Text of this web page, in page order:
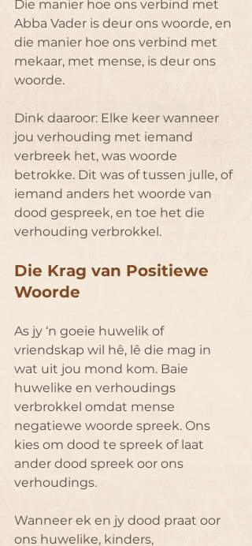
Die manier hoe ons verbind met
Abba Vader is deur ons woorde, en
die manier hoe ons verbind met
mekaar, met mense, is deur ons
woorde.
Dink daaroor: Elke keer wanneer
jou verhouding met iemand
verbreek het, was woorde
betrokke. Dit was of tussen julle, of
iemand anders het woorde van
dood gespreek, en toe het die
verhouding verbrokkel.
Die Krag van Positiewe
Woorde
As jy ‘n goeie huwelik of
vriendskap wil hê, lê die mag in
wat uit jou mond kom. Baie
huwelike en verhoudings
verbrokkel omdat mense
negatiewe woorde spreek. Ons
kies om dood te spreek of laat
ander dood spreek oor ons
verhoudings.
Wanneer ek en jy dood praat oor
ons huwelike, kinders,